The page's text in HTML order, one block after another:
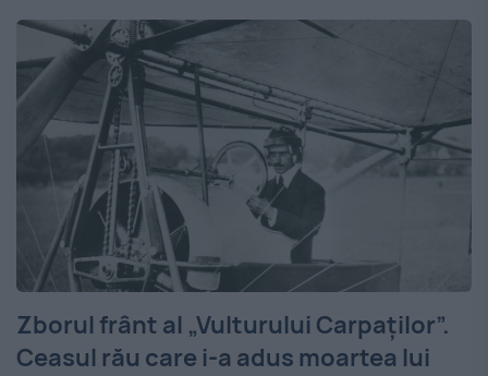
Zborul frânt al „Vulturului Carpaților”.
Ceasul rău care i-a adus moartea lui